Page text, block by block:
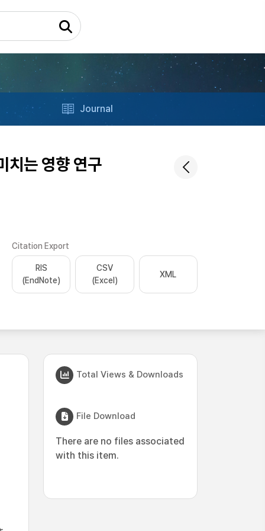
Journal
치는 영향 연구
Citation Export
RIS
(EndNote)
CSV
(Excel)
XML
Total Views & Downloads
File Download
There are no files associated
with this item.